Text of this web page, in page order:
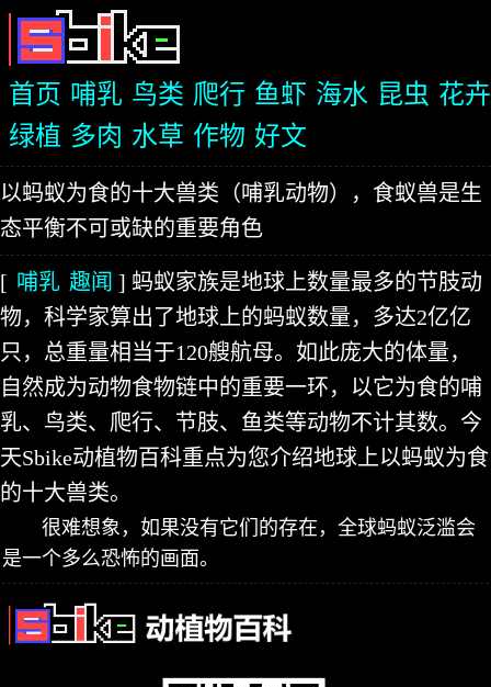
首页 哺乳 鸟类 爬行 鱼虾 海水 昆虫 花卉
绿植 多肉 水草 作物 好文
以蚂蚁为食的十大兽类（哺乳动物），食蚁兽是生
态平衡不可或缺的重要角色
[ 哺乳 趣闻 ] 蚂蚁家族是地球上数量最多的节肢动
物，科学家算出了地球上的蚂蚁数量，多达2亿亿
只，总重量相当于120艘航母。如此庞大的体量，
自然成为动物食物链中的重要一环，以它为食的哺
乳、鸟类、爬行、节肢、鱼类等动物不计其数。今
天Sbike动植物百科重点为您介绍地球上以蚂蚁为食
的十大兽类。
很难想象，如果没有它们的存在，全球蚂蚁泛滥会
是一个多么恐怖的画面。